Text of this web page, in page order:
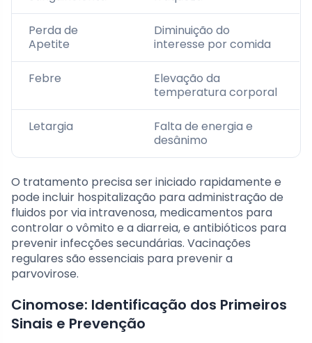
Perda de
Apetite
Diminuição do
interesse por comida
Febre
Elevação da
temperatura corporal
Letargia
Falta de energia e
desânimo
O tratamento precisa ser iniciado rapidamente e
pode incluir hospitalização para administração de
fluidos por via intravenosa, medicamentos para
controlar o vômito e a diarreia, e antibióticos para
prevenir infecções secundárias. Vacinações
regulares são essenciais para prevenir a
parvovirose.
Cinomose: Identificação dos Primeiros
Sinais e Prevenção